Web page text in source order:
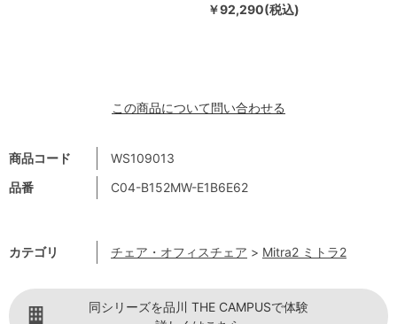
商品コード
WS109013
品番
C04-B152MW-E1B6E62
カテゴリ チェア・オフィスチェア > Mitra2 ミトラ2
￥92,290(税込)
この商品について問い合わせる
同シリーズを品川 THE CAMPUSで体験